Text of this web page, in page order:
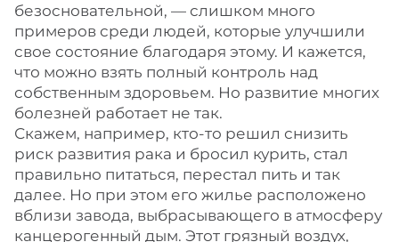
безосновательной, — слишком много
примеров среди людей, которые улучшили
свое состояние благодаря этому. И кажется,
что можно взять полный контроль над
собственным здоровьем. Но развитие многих
болезней работает не так.
Скажем, например, кто-то решил снизить
риск развития рака и бросил курить, стал
правильно питаться, перестал пить и так
далее. Но при этом его жилье расположено
вблизи завода, выбрасывающего в атмосферу
канцерогенный дым. Этот грязный воздух,